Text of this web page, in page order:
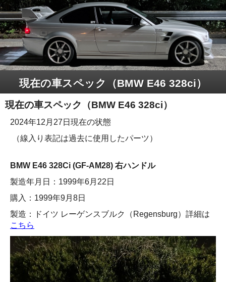
現在の車スペック（BMW E46 328ci）
現在の車スペック（BMW E46 328ci）
2024年12月27日現在の状態
（線入り表記は過去に使用したパーツ）
BMW E46 328Ci (GF-AM28) 右ハンドル
製造年月日：1999年6月22日
購入：1999年9月8日
製造：ドイツ レーゲンスブルク（Regensburg）詳細は
こちら